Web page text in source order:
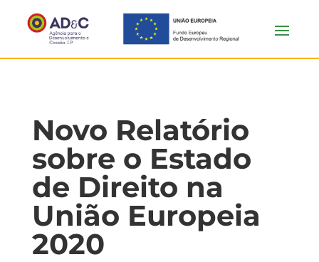
Novo Relatório
sobre o Estado
de Direito na
União Europeia
2020